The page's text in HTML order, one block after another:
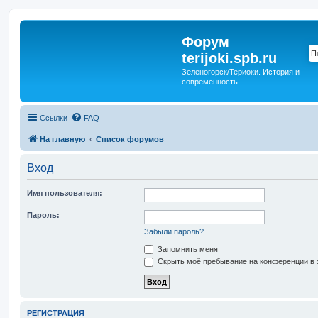
Форум
terijoki.spb.ru
Зеленогорск/Териоки. История и
современность.
Ссылки FAQ
На главную Список форумов
Вход
Имя пользователя:
Пароль:
Забыли пароль?
Запомнить меня
Скрыть моё пребывание на конференции в
РЕГИСТРАЦИЯ